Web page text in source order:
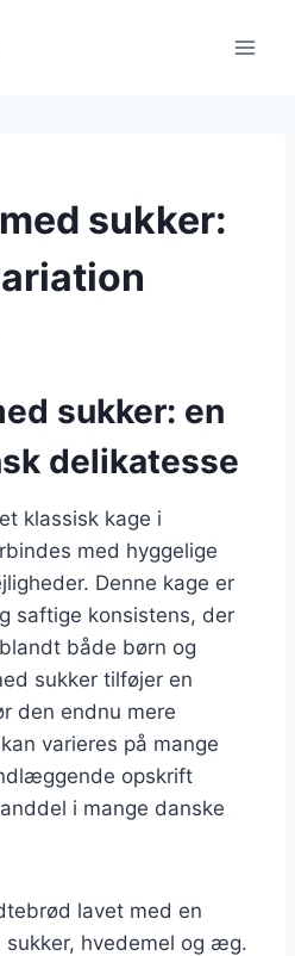
sukker:
sukker: en
delikatesse
klassisk kage i
med hyggelige
Denne kage er
saftige konsistens, der
både børn og
sukker tilføjer en
den endnu mere
varieres på mange
opskrift
i mange danske
lavet med en
sukker, hvedemel og æg.